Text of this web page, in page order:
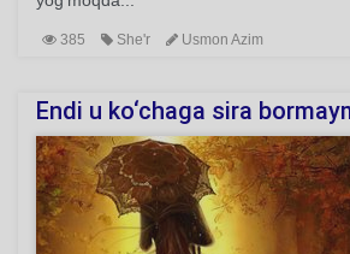
385 She'r Usmon Azim
Endi u ko‘chaga sira